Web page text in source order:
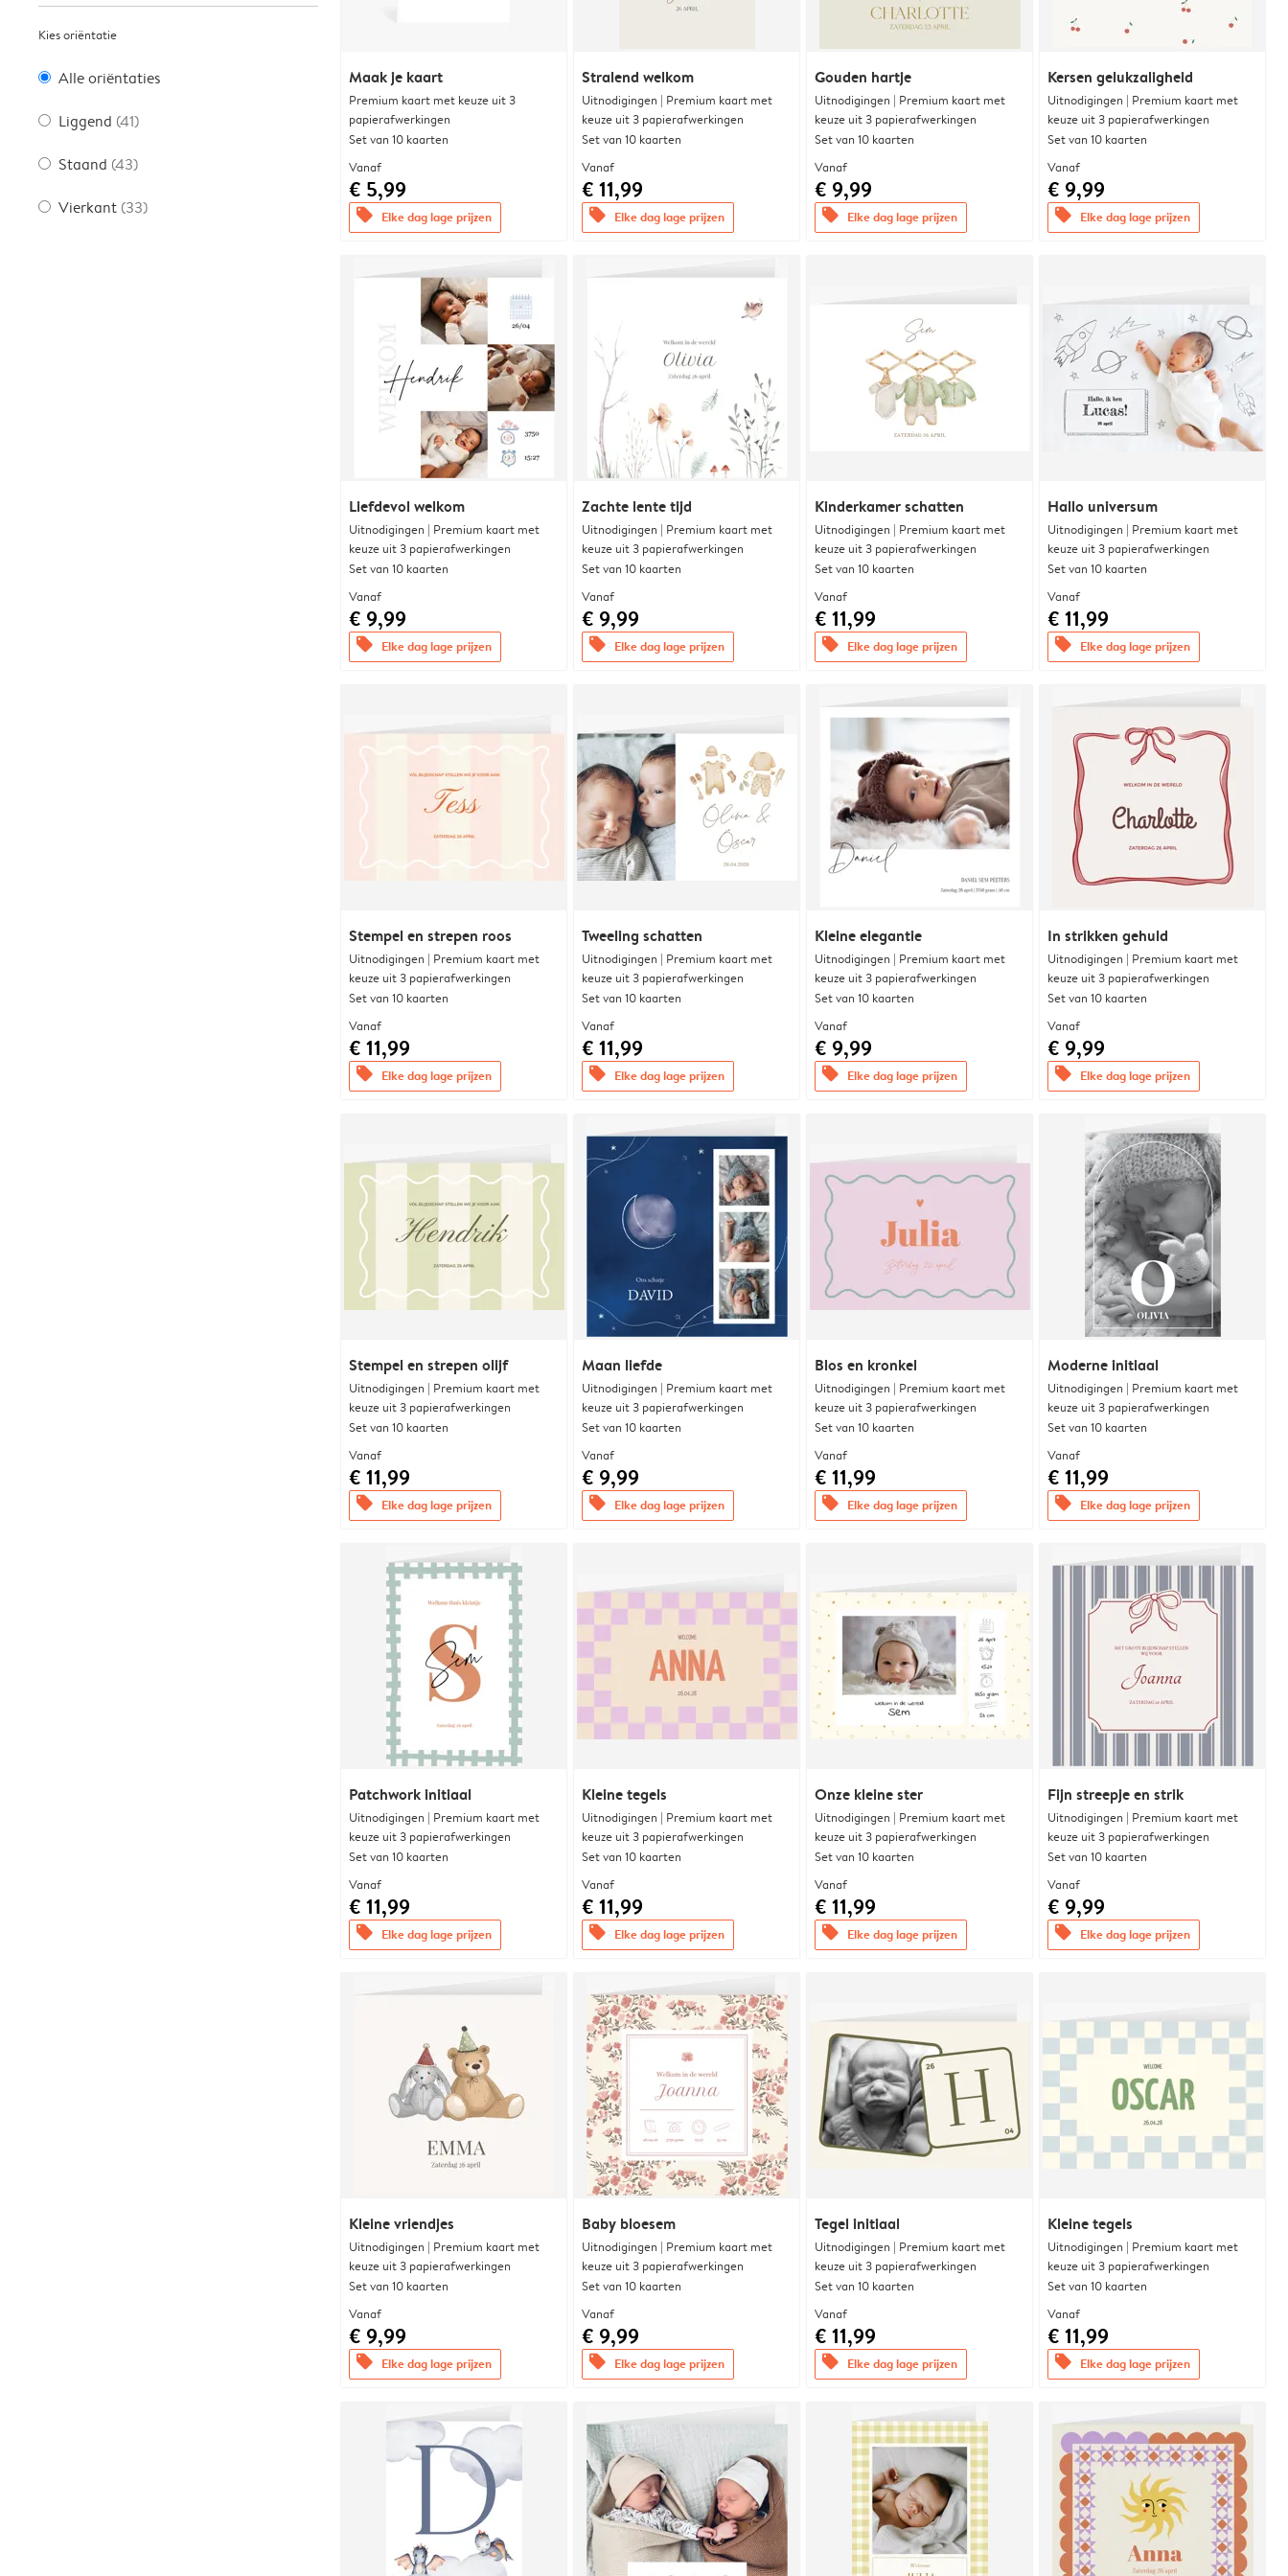
Kies oriëntatie
Alle oriëntaties
Liggend (41)
Staand (43)
Vierkant (33)
Maak je kaart
Premium kaart met keuze uit 3
papierafwerkingen
Set van 10 kaarten
Vanaf
€ 5,99
offers Elke dag lage prijzen
Stralend welkom
Uitnodigingen | Premium kaart met
keuze uit 3 papierafwerkingen
Set van 10 kaarten
Vanaf
€ 11,99
offers Elke dag lage prijzen
Gouden hartje
Uitnodigingen | Premium kaart met
keuze uit 3 papierafwerkingen
Set van 10 kaarten
Vanaf
€ 9,99
offers Elke dag lage prijzen
Kersen gelukzaligheid
Uitnodigingen | Premium kaart met
keuze uit 3 papierafwerkingen
Set van 10 kaarten
Vanaf
€ 9,99
offers Elke dag lage prijzen
Liefdevol welkom
Uitnodigingen | Premium kaart met
keuze uit 3 papierafwerkingen
Set van 10 kaarten
Vanaf
€ 9,99
offers Elke dag lage prijzen
Zachte lente tijd
Uitnodigingen | Premium kaart met
keuze uit 3 papierafwerkingen
Set van 10 kaarten
Vanaf
€ 9,99
offers Elke dag lage prijzen
Kinderkamer schatten
Uitnodigingen | Premium kaart met
keuze uit 3 papierafwerkingen
Set van 10 kaarten
Vanaf
€ 11,99
offers Elke dag lage prijzen
Hallo universum
Uitnodigingen | Premium kaart met
keuze uit 3 papierafwerkingen
Set van 10 kaarten
Vanaf
€ 11,99
offers Elke dag lage prijzen
Stempel en strepen roos
Uitnodigingen | Premium kaart met
keuze uit 3 papierafwerkingen
Set van 10 kaarten
Vanaf
€ 11,99
offers Elke dag lage prijzen
Tweeling schatten
Uitnodigingen | Premium kaart met
keuze uit 3 papierafwerkingen
Set van 10 kaarten
Vanaf
€ 11,99
offers Elke dag lage prijzen
Kleine elegantie
Uitnodigingen | Premium kaart met
keuze uit 3 papierafwerkingen
Set van 10 kaarten
Vanaf
€ 9,99
offers Elke dag lage prijzen
In strikken gehuld
Uitnodigingen | Premium kaart met
keuze uit 3 papierafwerkingen
Set van 10 kaarten
Vanaf
€ 9,99
offers Elke dag lage prijzen
Stempel en strepen olijf
Uitnodigingen | Premium kaart met
keuze uit 3 papierafwerkingen
Set van 10 kaarten
Vanaf
€ 11,99
offers Elke dag lage prijzen
Maan liefde
Uitnodigingen | Premium kaart met
keuze uit 3 papierafwerkingen
Set van 10 kaarten
Vanaf
€ 9,99
offers Elke dag lage prijzen
Blos en kronkel
Uitnodigingen | Premium kaart met
keuze uit 3 papierafwerkingen
Set van 10 kaarten
Vanaf
€ 11,99
offers Elke dag lage prijzen
Moderne initiaal
Uitnodigingen | Premium kaart met
keuze uit 3 papierafwerkingen
Set van 10 kaarten
Vanaf
€ 11,99
offers Elke dag lage prijzen
Patchwork initiaal
Uitnodigingen | Premium kaart met
keuze uit 3 papierafwerkingen
Set van 10 kaarten
Vanaf
€ 11,99
offers Elke dag lage prijzen
Kleine tegels
Uitnodigingen | Premium kaart met
keuze uit 3 papierafwerkingen
Set van 10 kaarten
Vanaf
€ 11,99
offers Elke dag lage prijzen
Onze kleine ster
Uitnodigingen | Premium kaart met
keuze uit 3 papierafwerkingen
Set van 10 kaarten
Vanaf
€ 11,99
offers Elke dag lage prijzen
Fijn streepje en strik
Uitnodigingen | Premium kaart met
keuze uit 3 papierafwerkingen
Set van 10 kaarten
Vanaf
€ 9,99
offers Elke dag lage prijzen
Kleine vriendjes
Uitnodigingen | Premium kaart met
keuze uit 3 papierafwerkingen
Set van 10 kaarten
Vanaf
€ 9,99
offers Elke dag lage prijzen
Baby bloesem
Uitnodigingen | Premium kaart met
keuze uit 3 papierafwerkingen
Set van 10 kaarten
Vanaf
€ 9,99
offers Elke dag lage prijzen
Tegel initiaal
Uitnodigingen | Premium kaart met
keuze uit 3 papierafwerkingen
Set van 10 kaarten
Vanaf
€ 11,99
offers Elke dag lage prijzen
Kleine tegels
Uitnodigingen | Premium kaart met
keuze uit 3 papierafwerkingen
Set van 10 kaarten
Vanaf
€ 11,99
offers Elke dag lage prijzen